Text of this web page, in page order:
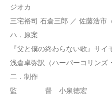
ジオカ
三宅裕司 石倉三郎 ／ 佐藤浩市
ハ．原案
『父と僕の終わらない歌』サ
浅倉卓弥訳（ハーパーコリンズ
二．制作
監 督 小泉徳宏